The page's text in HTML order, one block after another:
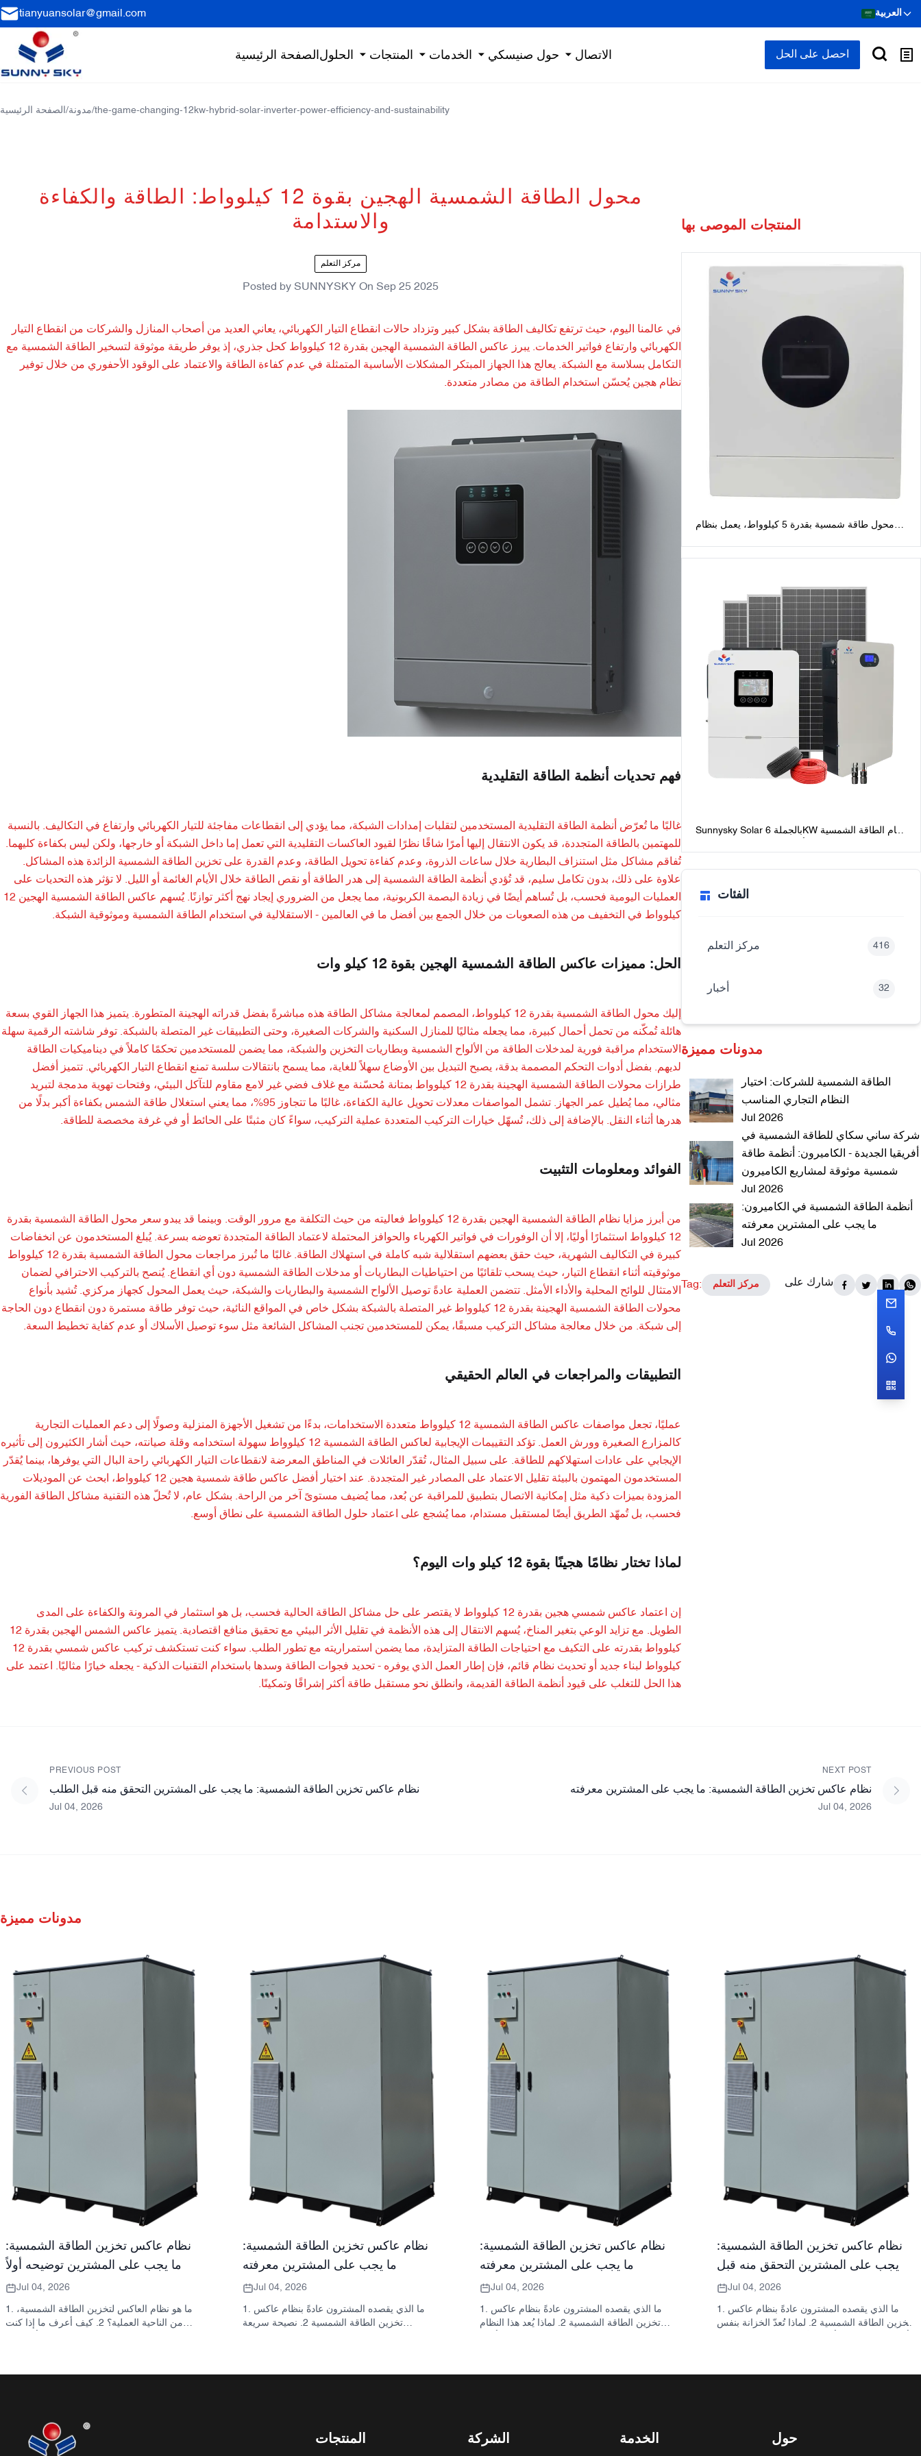
tianyuansolar@gmail.com العربية
الصفحة الرئيسية الحلول المنتجات الخدمات حول صنيسكي الاتصال احصل على الحل
الصفحة الرئيسية /مدونة/the-game-changing-12kw-hybrid-solar-inverter-power-efficiency-and-sustainability
محول الطاقة الشمسية الهجين بقوة 12 كيلوواط: الطاقة والكفاءة
والاستدامة
مركز التعلم
Posted by SUNNYSKY On Sep 25 2025
في عالمنا اليوم، حيث ترتفع تكاليف الطاقة بشكل كبير وتزداد حالات انقطاع التيار الكهربائي، يعاني العديد من أصحاب المنازل والشركات من انقطاع التيار
الكهربائي وارتفاع فواتير الخدمات. يبرز عاكس الطاقة الشمسية الهجين بقدرة 12 كيلوواط كحل جذري، إذ يوفر طريقة موثوقة لتسخير الطاقة الشمسية مع
التكامل بسلاسة مع الشبكة. يعالج هذا الجهاز المبتكر المشكلات الأساسية المتمثلة في عدم كفاءة الطاقة والاعتماد على الوقود الأحفوري من خلال توفير
نظام هجين يُحسّن استخدام الطاقة من مصادر متعددة.
فهم تحديات أنظمة الطاقة التقليدية
غالبًا ما تُعرّض أنظمة الطاقة التقليدية المستخدمين لتقلبات إمدادات الشبكة، مما يؤدي إلى انقطاعات مفاجئة للتيار الكهربائي وارتفاع في التكاليف. بالنسبة
للمهتمين بالطاقة المتجددة، قد يكون الانتقال إليها أمرًا شاقًا نظرًا لقيود العاكسات التقليدية التي تعمل إما داخل الشبكة أو خارجها، ولكن ليس بكفاءة كليهما.
تُفاقم مشاكل مثل استنزاف البطارية خلال ساعات الذروة، وعدم كفاءة تحويل الطاقة، وعدم القدرة على تخزين الطاقة الشمسية الزائدة هذه المشاكل.
علاوة على ذلك، بدون تكامل سليم، قد تُؤدي أنظمة الطاقة الشمسية إلى هدر الطاقة أو نقص الطاقة خلال الأيام الغائمة أو الليل. لا تؤثر هذه التحديات على
العمليات اليومية فحسب، بل تُساهم أيضًا في زيادة البصمة الكربونية، مما يجعل من الضروري إيجاد نهج أكثر توازنًا. يُسهم عاكس الطاقة الشمسية الهجين 12
كيلوواط في التخفيف من هذه الصعوبات من خلال الجمع بين أفضل ما في العالمين - الاستقلالية في استخدام الطاقة الشمسية وموثوقية الشبكة.
الحل: مميزات عاكس الطاقة الشمسية الهجين بقوة 12 كيلو وات
إليك محول الطاقة الشمسية بقدرة 12 كيلوواط، المصمم لمعالجة مشاكل الطاقة هذه مباشرةً بفضل قدراته الهجينة المتطورة. يتميز هذا الجهاز القوي بسعة
هائلة تُمكّنه من تحمل أحمال كبيرة، مما يجعله مثاليًا للمنازل السكنية والشركات الصغيرة، وحتى التطبيقات غير المتصلة بالشبكة. توفر شاشته الرقمية سهلة
الاستخدام مراقبة فورية لمدخلات الطاقة من الألواح الشمسية وبطاريات التخزين والشبكة، مما يضمن للمستخدمين تحكمًا كاملاً في ديناميكيات الطاقة
لديهم. بفضل أدوات التحكم المصممة بدقة، يصبح التبديل بين الأوضاع سهلاً للغاية، مما يسمح بانتقالات سلسة تمنع انقطاع التيار الكهربائي. تتميز أفضل
طرازات محولات الطاقة الشمسية الهجينة بقدرة 12 كيلوواط بمتانة مُحسّنة مع غلاف فضي غير لامع مقاوم للتآكل البيئي، وفتحات تهوية مدمجة لتبريد
مثالي، مما يُطيل عمر الجهاز. تشمل المواصفات معدلات تحويل عالية الكفاءة، غالبًا ما تتجاوز 95%، مما يعني استغلال طاقة الشمس بكفاءة أكبر بدلًا من
هدرها أثناء النقل. بالإضافة إلى ذلك، تُسهّل خيارات التركيب المتعددة عملية التركيب، سواءً كان مثبتًا على الحائط أو في غرفة مخصصة للطاقة.
الفوائد ومعلومات التثبيت
من أبرز مزايا نظام الطاقة الشمسية الهجين بقدرة 12 كيلوواط فعاليته من حيث التكلفة مع مرور الوقت. وبينما قد يبدو سعر محول الطاقة الشمسية بقدرة
12 كيلوواط استثمارًا أوليًا، إلا أن الوفورات في فواتير الكهرباء والحوافز المحتملة لاعتماد الطاقة المتجددة تعوضه بسرعة. يُبلغ المستخدمون عن انخفاضات
كبيرة في التكاليف الشهرية، حيث حقق بعضهم استقلالية شبه كاملة في استهلاك الطاقة. غالبًا ما تُبرز مراجعات محول الطاقة الشمسية بقدرة 12 كيلوواط
موثوقيته أثناء انقطاع التيار، حيث يسحب تلقائيًا من احتياطيات البطاريات أو مدخلات الطاقة الشمسية دون أي انقطاع. يُنصح بالتركيب الاحترافي لضمان
الامتثال للوائح المحلية والأداء الأمثل. تتضمن العملية عادةً توصيل الألواح الشمسية والبطاريات والشبكة، حيث يعمل المحول كجهاز مركزي. تُشيد بأنواع
محولات الطاقة الشمسية الهجينة بقدرة 12 كيلوواط غير المتصلة بالشبكة بشكل خاص في المواقع النائية، حيث توفر طاقة مستمرة دون انقطاع دون الحاجة
إلى شبكة. من خلال معالجة مشاكل التركيب مسبقًا، يمكن للمستخدمين تجنب المشاكل الشائعة مثل سوء توصيل الأسلاك أو عدم كفاية تخطيط السعة.
التطبيقات والمراجعات في العالم الحقيقي
عمليًا، تجعل مواصفات عاكس الطاقة الشمسية 12 كيلوواط متعددة الاستخدامات، بدءًا من تشغيل الأجهزة المنزلية وصولًا إلى دعم العمليات التجارية
كالمزارع الصغيرة وورش العمل. تؤكد التقييمات الإيجابية لعاكس الطاقة الشمسية 12 كيلوواط سهولة استخدامه وقلة صيانته، حيث أشار الكثيرون إلى تأثيره
الإيجابي على عادات استهلاكهم للطاقة. على سبيل المثال، تُقدّر العائلات في المناطق المعرضة لانقطاعات التيار الكهربائي راحة البال التي يوفرها، بينما يُقدّر
المستخدمون المهتمون بالبيئة تقليل الاعتماد على المصادر غير المتجددة. عند اختيار أفضل عاكس طاقة شمسية هجين 12 كيلوواط، ابحث عن الموديلات
المزودة بميزات ذكية مثل إمكانية الاتصال بتطبيق للمراقبة عن بُعد، مما يُضيف مستوىً آخر من الراحة. بشكل عام، لا تُحلّ هذه التقنية مشاكل الطاقة الفورية
فحسب، بل تُمهّد الطريق أيضًا لمستقبل مستدام، مما يُشجع على اعتماد حلول الطاقة الشمسية على نطاق أوسع.
لماذا تختار نظامًا هجينًا بقوة 12 كيلو وات اليوم؟
إن اعتماد عاكس شمسي هجين بقدرة 12 كيلوواط لا يقتصر على حل مشاكل الطاقة الحالية فحسب، بل هو استثمار في المرونة والكفاءة على المدى
الطويل. مع تزايد الوعي بتغير المناخ، يُسهم الانتقال إلى هذه الأنظمة في تقليل الأثر البيئي مع تحقيق منافع اقتصادية. يتميز عاكس الشمس الهجين بقدرة 12
كيلوواط بقدرته على التكيف مع احتياجات الطاقة المتزايدة، مما يضمن استمراريته مع تطور الطلب. سواء كنت تستكشف تركيب عاكس شمسي بقدرة 12
كيلوواط لبناء جديد أو تحديث نظام قائم، فإن إطار العمل الذي يوفره - تحديد فجوات الطاقة وسدها باستخدام التقنيات الذكية - يجعله خيارًا مثاليًا. اعتمد على
هذا الحل للتغلب على قيود أنظمة الطاقة القديمة، وانطلق نحو مستقبل طاقة أكثر إشراقًا وتمكينًا.
المنتجات الموصى بها
محول طاقة شمسية بقدرة 5 كيلوواط، يعمل بنظام
Sunnysky Solar بالجملة 6KW نظام الطاقة الشمسية
الفئات
مركز التعلم 416
أخبار 32
مدونات مميزة
الطاقة الشمسية للشركات: اختيار
النظام التجاري المناسب
Jul 2026
شركة ساني سكاي للطاقة الشمسية في
أفريقيا الجديدة - الكاميرون: أنظمة طاقة
شمسية موثوقة لمشاريع الكاميرون
Jul 2026
أنظمة الطاقة الشمسية في الكاميرون:
ما يجب على المشترين معرفته
Jul 2026
Tag: مركز التعلم شارك على
PREVIOUS POST
نظام عاكس تخزين الطاقة الشمسية: ما يجب على المشترين التحقق منه قبل الطلب
Jul 04, 2026
NEXT POST
نظام عاكس تخزين الطاقة الشمسية: ما يجب على المشترين معرفته
Jul 04, 2026
مدونات مميزة
نظام عاكس تخزين الطاقة الشمسية:
ما يجب على المشترين توضيحه أولاً
Jul 04, 2026
1. ما هو نظام العاكس لتخزين الطاقة الشمسية،
من الناحية العملية؟ 2. كيف أعرف ما إذا كنت
نظام عاكس تخزين الطاقة الشمسية:
ما يجب على المشترين معرفته
Jul 04, 2026
1. ما الذي يقصده المشترون عادةً بنظام عاكس
تخزين الطاقة الشمسية 2. نصيحة سريعة
نظام عاكس تخزين الطاقة الشمسية:
ما يجب على المشترين معرفته
Jul 04, 2026
1. ما الذي يقصده المشترون عادةً بنظام عاكس
تخزين الطاقة الشمسية 2. لماذا يُعد هذا النظام
نظام عاكس تخزين الطاقة الشمسية:
ما يجب على المشترين التحقق منه قبل
الطلب
Jul 04, 2026
1. ما الذي يقصده المشترون عادةً بنظام عاكس
تخزين الطاقة الشمسية 2. لماذا تُعدّ الخزانة بنفس
المنتجات الشركة الخدمة حول